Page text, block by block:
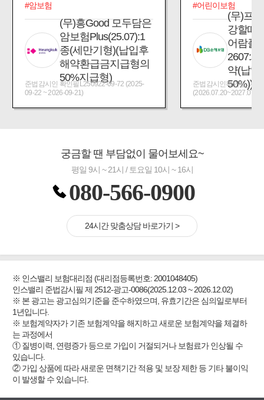
#암보험
(무)흥Good 모두담은
암보험Plus(25.07):1
종(세만기형)(납입후
해약환급금지급형의
50%지급형)
준법감시인 확인필L250922-09-72 (2025-
09-22 ~ 2026-09-21)
#어린이보험
(무)프
강할때
어람플
2607:
약(납입
50%))
준법감시인확인필_제
궁금할 땐 부담없이 물어보세요~
평일 9시 ~ 21시 / 토요일 10시 ~ 16시
080-566-0900
24시간 맞춤상담 바로가기 >
※ 인스밸리 보험대리점 (대리점등록번호: 2001048405)
인스밸리 준법감시필 제 2512-광고-0086(2025.12.03 ~ 2026.12.02)
※ 본 광고는 광고심의기준을 준수하였으며, 유효기간은 심의일로부터
1년입니다.
※ 보험계약자가 기존 보험계약을 해지하고 새로운 보험계약을 체결하
는 과정에서
① 질병이력, 연령증가 등으로 가입이 거절되거나 보험료가 인상될 수
있습니다.
② 가입 상품에 따라 새로운 면책기간 적용 및 보장 제한 등 기타 불이익
이 발생할 수 있습니다.